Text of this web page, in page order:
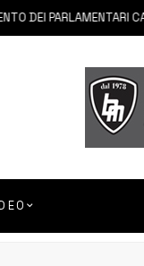
PARLAMENTARI